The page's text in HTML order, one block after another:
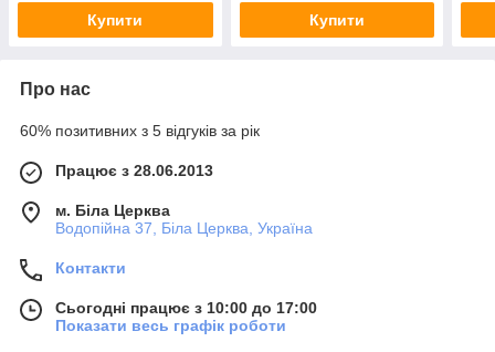
Купити Купити
Про нас
60% позитивних з 5 відгуків за рік
Працює з 28.06.2013
м. Біла Церква
Водопійна 37, Біла Церква, Україна
Контакти
Сьогодні працює з 10:00 до 17:00
Показати весь графік роботи